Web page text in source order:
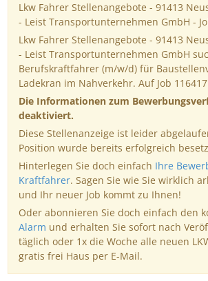
Lkw Fahrer Stellenangebote - 91413
- Leist Transportunternehmen GmbH -
Lkw Fahrer Stellenangebote - 91413
- Leist Transportunternehmen GmbH
Berufskraftfahrer (m/w/d) für
Ladekran im Nahverkehr. Auf Job
Die Informationen zum
deaktiviert.
Diese Stellenanzeige ist leider
Position wurde bereits erfolgreich
Hinterlegen Sie doch einfach Ihre
Kraftfahrer. Sagen Sie wie Sie wirklich
und Ihr neuer Job kommt zu Ihnen!
Oder abonnieren Sie doch einfach den
Alarm und erhalten Sie sofort nach
täglich oder 1x die Woche alle neuen
gratis frei Haus per E-Mail.